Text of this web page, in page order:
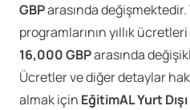
GBParasında
programlarının yıllık
16,000 GBParasında
Ücretler ve diğer detaylar
almak için EğitimAL Yurt